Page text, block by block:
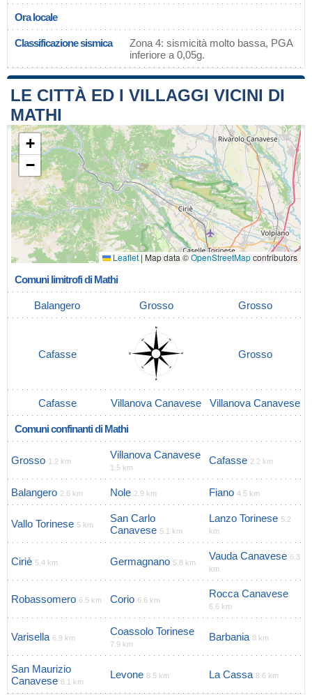
Ora locale
Classificazione sismica
Zona 4: sismicità molto bassa, PGA
inferiore a 0,05g.
LE CITTÀ ED I VILLAGGI VICINI DI
MATHI
+
−
Leaflet | Map data ©OpenStreetMapcontributors
Comuni limitrofi di Mathi
Balangero Grosso Grosso
Cafasse Grosso
Cafasse Villanova Canavese Villanova Canavese
Comuni confinanti di Mathi
Grosso 1.2 km
Villanova Canavese
1.5 km
Cafasse 2.2 km
Balangero 2.6 km Nole 2.9 km Fiano 4.5 km
Vallo Torinese 5 km
San Carlo
Canavese 5.1 km
Lanzo Torinese 5.2
km
Ciriè 5.4 km Germagnano 5.8 km
Vauda Canavese 6.3
km
Robassomero 6.5 km Corio 6.6 km
Rocca Canavese
6.6 km
Varisella 6.9 km
Coassolo Torinese
7.9 km
Barbania 8 km
San Maurizio
Canavese 8.1 km
Levone 8.5 km La Cassa 8.6 km